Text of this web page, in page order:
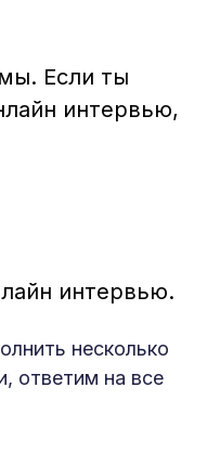
Если ты
интервью,
интервью.
несколько
ответим на все